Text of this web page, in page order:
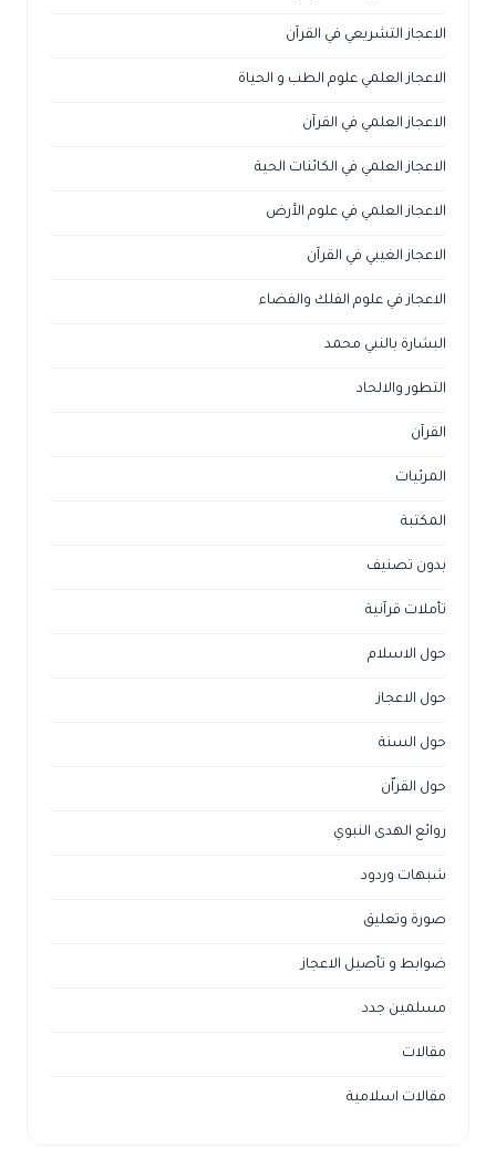
الاعجاز التشريعي في القرآن
الاعجاز العلمي علوم الطب و الحياة
الاعجاز العلمي في القرآن
الاعجاز العلمي في الكائنات الحية
الاعجاز العلمي في علوم الأرض
الاعجاز الغيبي في القرآن
الاعجاز في علوم الفلك والفضاء
البشارة بالنبي محمد
التطور والالحاد
القرآن
المرئيات
المكتبة
بدون تصنيف
تأملات قرآنية
حول الاسلام
حول الاعجاز
حول السنة
حول القراّن
روائع الهدى النبوي
شبهات وردود
صورة وتعليق
ضوابط و تأصيل الاعجاز
مسلمين جدد
مقالات
مقالات اسلامية